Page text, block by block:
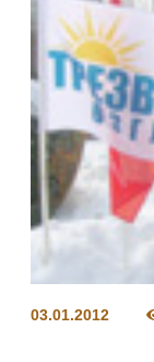
03.01.2012